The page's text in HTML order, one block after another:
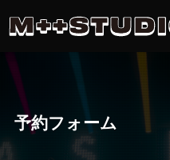
予約フォーム